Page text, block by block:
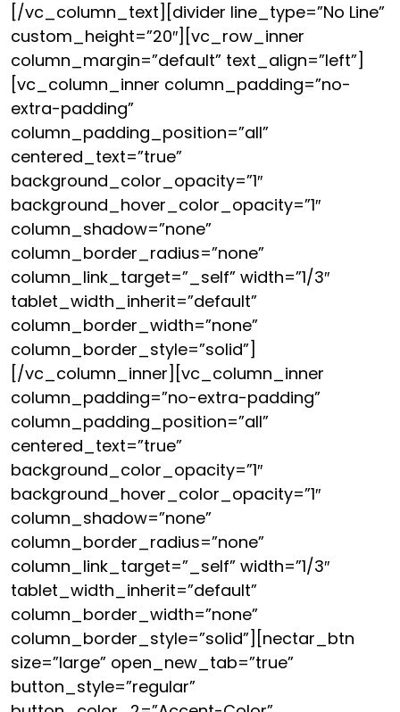
[/vc_column_text][divider line_type=”No Line”
custom_height=”20″][vc_row_inner
column_margin=”default” text_align=”left”]
[vc_column_inner column_padding=”no-
extra-padding”
column_padding_position=”all”
centered_text=”true”
background_color_opacity=”1″
background_hover_color_opacity=”1″
column_shadow=”none”
column_border_radius=”none”
column_link_target=”_self” width=”1/3″
tablet_width_inherit=”default”
column_border_width=”none”
column_border_style=”solid”]
[/vc_column_inner][vc_column_inner
column_padding=”no-extra-padding”
column_padding_position=”all”
centered_text=”true”
background_color_opacity=”1″
background_hover_color_opacity=”1″
column_shadow=”none”
column_border_radius=”none”
column_link_target=”_self” width=”1/3″
tablet_width_inherit=”default”
column_border_width=”none”
column_border_style=”solid”][nectar_btn
size=”large” open_new_tab=”true”
button_style=”regular”